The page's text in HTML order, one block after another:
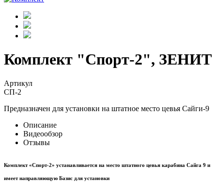
Комплект "Спорт-2", ЗЕНИТ
Артикул
СП-2
Предназначен для установки на штатное место цевья Сайги-9
Описание
Видеообзор
Отзывы
Комплект «Спорт-2» устанавливается на место штатного цевья карабина Сайга 9 и
имеет направляющую Базис для установки